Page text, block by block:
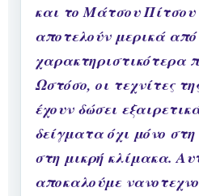
και το Μάτσου
αποτελούν μερικά
χαρακτηριστικότερα
Ωστόσο, οι τεχνίτες
έχουν δώσει
δείγματα όχι μόνο
στη μικρή κλίμακα.
αποκαλούμε